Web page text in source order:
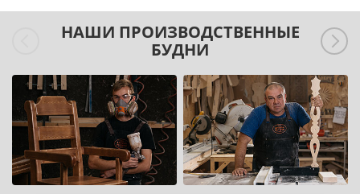
НАШИ ПРОИЗВОДСТВЕННЫЕ
БУДНИ